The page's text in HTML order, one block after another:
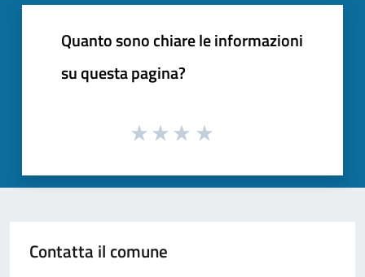
Quanto sono chiare le informazioni
su questa pagina?
Contatta il comune